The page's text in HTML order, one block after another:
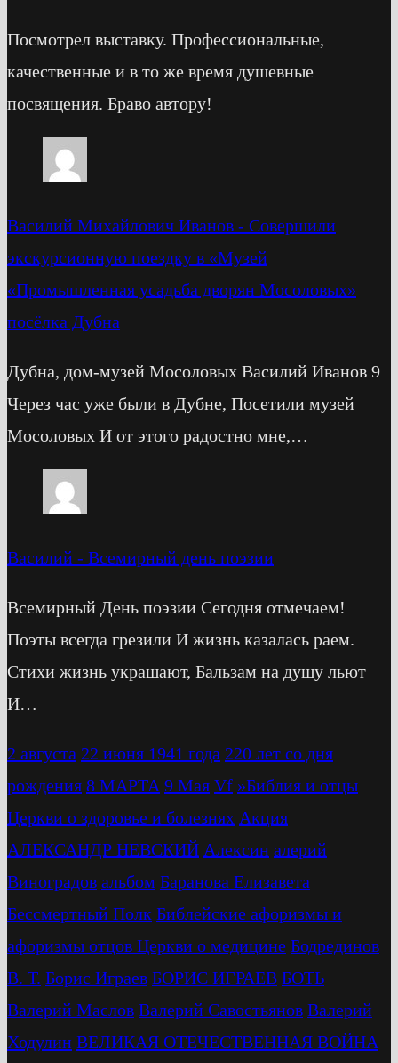
Посмотрел выставку. Профессиональные,
качественные и в то же время душевные
посвящения. Браво автору!
Василий Михайлович Иванов - Cовершили
экскурсионную поездку в «Музей
«Промышленная усадьба дворян Мосоловых»
посёлка Дубна
Дубна, дом-музей Мосоловых Василий Иванов 9
Через час уже были в Дубне, Посетили музей
Мосоловых И от этого радостно мне,…
Василий - Всемирный день поэзии
Всемирный День поэзии Сегодня отмечаем!
Поэты всегда грезили И жизнь казалась раем.
Стихи жизнь украшают, Бальзам на душу льют
И…
2 августа 22 июня 1941 года 220 лет со дня
рождения 8 МАРТА 9 Мая Vf »Библия и отцы
Церкви о здоровье и болезнях Акция
АЛЕКСАНДР НЕВСКИЙ Алексин алерий
Виноградов альбом Баранова Елизавета
Бессмертный Полк Библейские афоризмы и
афоризмы отцов Церкви о медицине Бодрединов
В. Т. Бориc Играев БОРИС ИГРАЕВ БОТЬ
Валерий Маслов Валерий Савостьянов Валерий
Ходулин ВЕЛИКАЯ ОТЕЧЕСТВЕННАЯ ВОЙНА